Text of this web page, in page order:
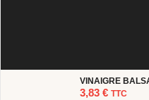
VINAIGRE
3,83 € TTC